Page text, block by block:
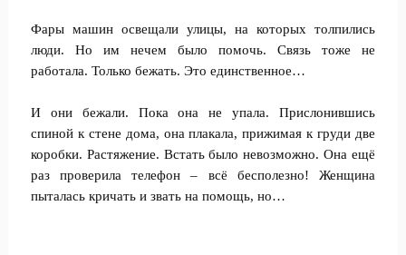
Фары машин освещали улицы, на которых толпились
люди. Но им нечем было помочь. Связь тоже не
работала. Только бежать. Это единственное…
И они бежали. Пока она не упала. Прислонившись
спиной к стене дома, она плакала, прижимая к груди две
коробки. Растяжение. Встать было невозможно. Она ещё
раз проверила телефон – всё бесполезно! Женщина
пыталась кричать и звать на помощь, но…